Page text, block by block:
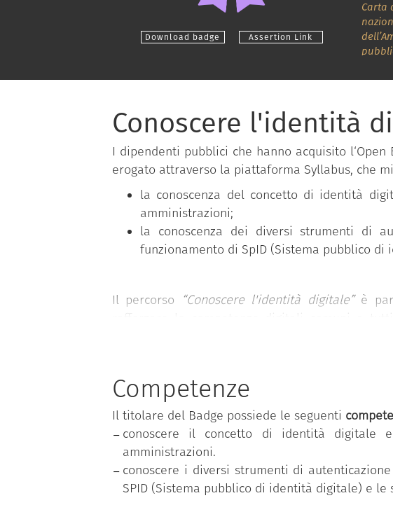
Download badge Assertion Link
Carta
Conoscere l'identità
I dipendenti pubblici che hanno acquisito l‘Open
erogato attraverso la piattaforma Syllabus, che
la conoscenza del concetto di identità
amministrazioni;
la conoscenza dei diversi strumenti di
funzionamento di SpID (Sistema pubblico
Il percorso “Conoscere l'identità digitale” è
rafforzare le competenze digitali comuni a
Il programma si basa sul
tematiche; ciascuna competenza, a sua volta,
livelli di padronanza (base, intermedio e
“Conoscere l'identità digitale”
è una delle 11
Il dipendente pubblico che ha conseguito il
rilevazione dell’effettivo fabbisogno di
acquisite, relativo al livello di padronanza più
Competenze
Il titolare del Badge possiede le seguenti
conoscere il concetto di identità digitale
amministrazioni.
conoscere i diversi strumenti di
SPID (Sistema pubblico di identità digitale) e